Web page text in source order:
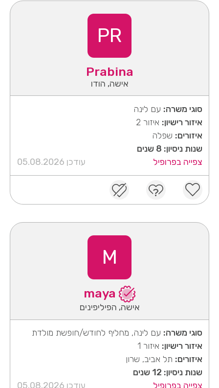
PR
Prabina
אישה, הודו
סוגי משרה: עם לינה
איזור רישיון: איזור 2
איזורים: שפלה
שנות ניסיון: 8 שנים
צפייה בפרופיל
עודכן 05.08.2026
M
אישה, הפיליפינים
סוגי משרה: עם לינה, מחליף לחודש/חופשת מולדת
איזור רישיון: איזור 1
איזורים: תל אביב, שרון
שנות ניסיון: 12 שנים
צפייה בפרופיל
עודכן 05.08.2026